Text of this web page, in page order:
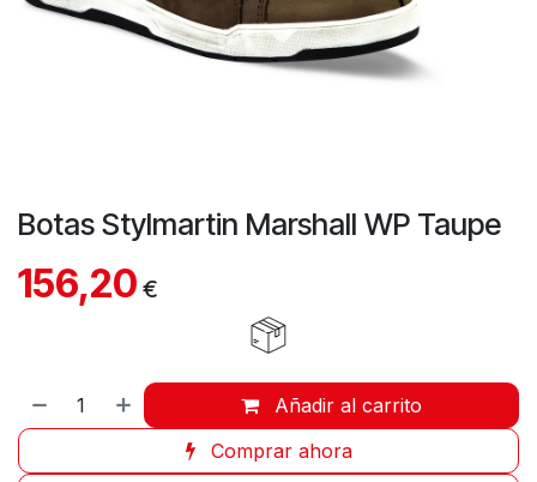
Botas Stylmartin Marshall WP Taupe
156,20 €
Añadir al carrito
Comprar ahora